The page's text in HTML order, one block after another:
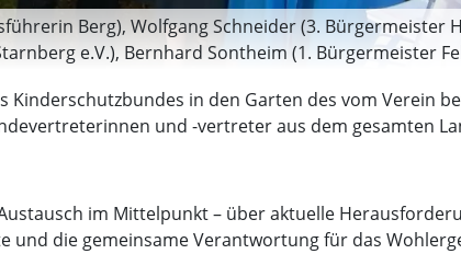
Berg), Wolfgang Schneider (3. Bürgermeister
e.V.), Bernhard Sontheim (1. Bürgermeister
Martina Rusch (päd. Leiterin Kinderschutzbund
KV Starnberg) sowie Gosia
in den Garten des vom Verein
und -vertreter aus dem gesamten
im Mittelpunkt – über aktuelle
die gemeinsame Verantwortung für das